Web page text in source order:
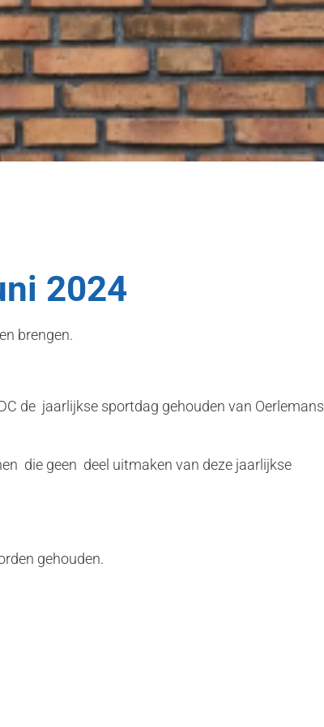
2024
brengen.
de jaarlijkse sportdag gehouden van Oerlemans
die geen deel uitmaken van deze jaarlijkse
gehouden.